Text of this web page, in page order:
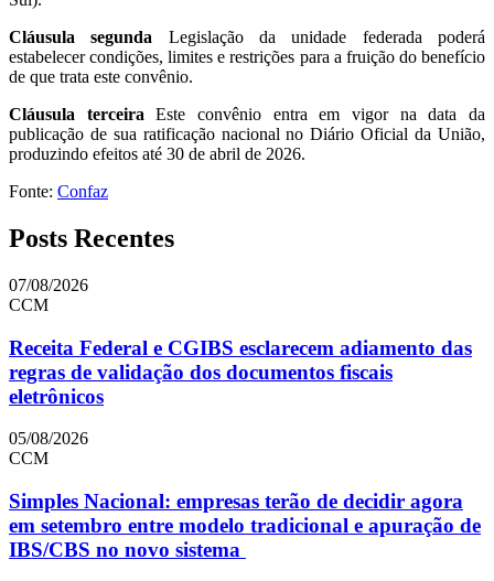
Cláusula segunda Legislação da unidade federada poderá
estabelecer condições, limites e restrições para a fruição do benefício
de que trata este convênio.
Cláusula terceira Este convênio entra em vigor na data da
publicação de sua ratificação nacional no Diário Oficial da União,
produzindo efeitos até 30 de abril de 2026.
Fonte: Confaz
Posts Recentes
07/08/2026
CCM
Receita Federal e CGIBS esclarecem adiamento das
regras de validação dos documentos fiscais
eletrônicos
05/08/2026
CCM
Simples Nacional: empresas terão de decidir agora
em setembro entre modelo tradicional e apuração de
IBS/CBS no novo sistema